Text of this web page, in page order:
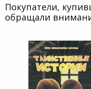
Покупатели,
обращали